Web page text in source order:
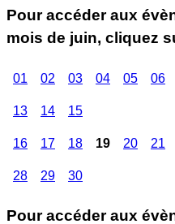
Pour accéder aux
mois de juin, cliquez
01 02 03 04 05 06
13 14 15
16 17 18 19 20 21
28 29 30
Pour accéder aux